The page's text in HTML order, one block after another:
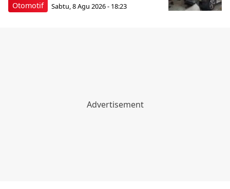
Otomotif Sabtu, 8 Agu 2026 - 18:23